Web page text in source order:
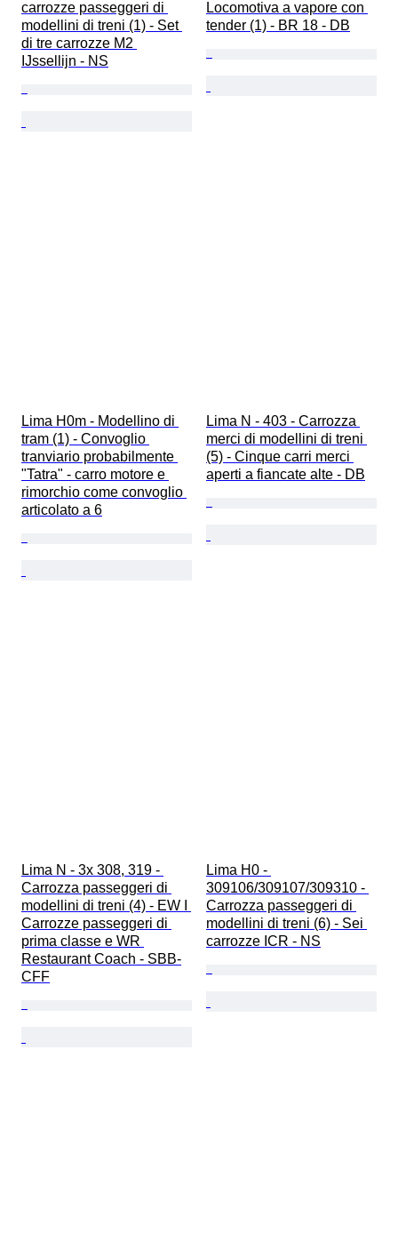
carrozze passeggeri di
modellini di treni (1) - Set
di tre carrozze M2
IJssellijn - NS
Locomotiva a vapore con
tender (1) - BR 18 - DB
Lima H0m - Modellino di
tram (1) - Convoglio
tranviario probabilmente
"Tatra" - carro motore e
rimorchio come convoglio
articolato a 6
Lima N - 403 - Carrozza
merci di modellini di treni
(5) - Cinque carri merci
aperti a fiancate alte - DB
Lima N - 3x 308, 319 -
Carrozza passeggeri di
modellini di treni (4) - EW I
Carrozze passeggeri di
prima classe e WR
Restaurant Coach - SBB-
CFF
Lima H0 -
309106/309107/309310 -
Carrozza passeggeri di
modellini di treni (6) - Sei
carrozze ICR - NS